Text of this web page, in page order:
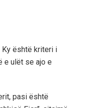
Ky është kriteri i
e ulët se ajo e
pasi është